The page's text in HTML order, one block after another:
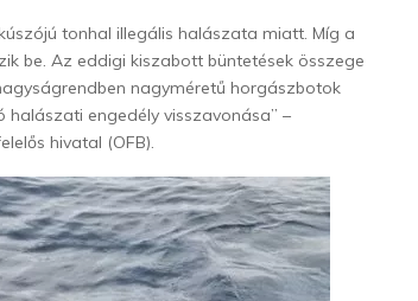
tonhal illegális halászata miatt. Míg a
be. Az eddigi kiszabott büntetések összege
nagyméretű horgászbotok
engedély visszavonása” –
hivatal (OFB).